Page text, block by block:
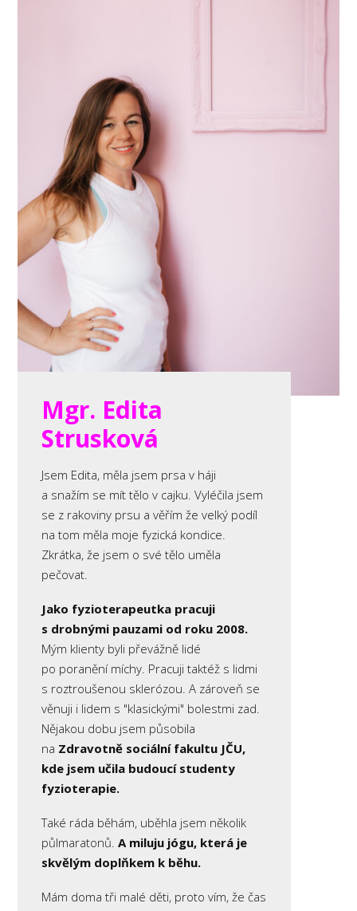
Mgr. Edita
Strusková
Jsem Edita, měla jsem prsa v háji
a snažím se mít tělo v cajku. Vyléčila jsem
se z rakoviny prsu a věřím že velký podíl
na tom měla moje fyzická kondice.
Zkrátka, že jsem o své tělo uměla
pečovat.
Jako fyzioterapeutka pracuji
s drobnými pauzami od roku 2008.
Mým klienty byli převážně lidé
po poranění míchy. Pracuji taktéž s lidmi
s roztroušenou sklerózou. A zároveň se
věnuji i lidem s "klasickými" bolestmi zad.
Nějakou dobu jsem působila
na Zdravotně sociální fakultu JČU,
kde jsem učila budoucí studenty
fyzioterapie.
Také ráda běhám, uběhla jsem několik
půlmaratonů.A miluju jógu, která je
skvělým doplňkem k běhu.
Mám doma tři malé děti, proto vím, že čas